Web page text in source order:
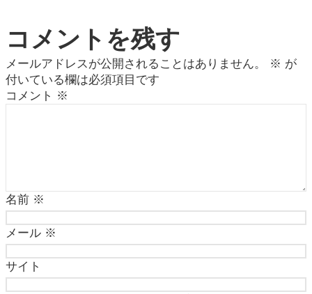
コメントを残す
メールアドレスが公開されることはありません。 ※ が
付いている欄は必須項目です
コメント ※
名前 ※
メール ※
サイト